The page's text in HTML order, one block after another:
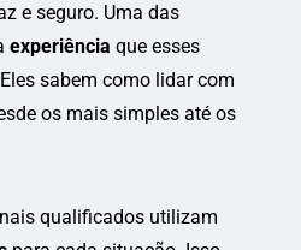
e seguro. Uma das
experiência que esses
sabem como lidar com
os mais simples até os
qualificados utilizam